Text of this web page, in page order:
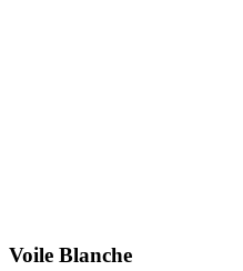
Voile Blanche